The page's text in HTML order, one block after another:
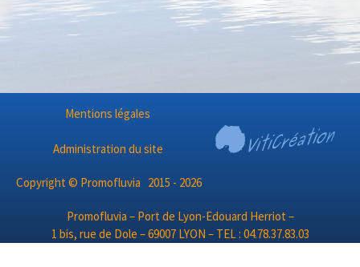
Mentions légales
Administration du site
Copyright © Promofluvia 2015 - 2026
Promofluvia – Port de Lyon-Edouard Herriot –
1 bis, rue de Dole – 69007 LYON – TEL : 04.78.37.83.03